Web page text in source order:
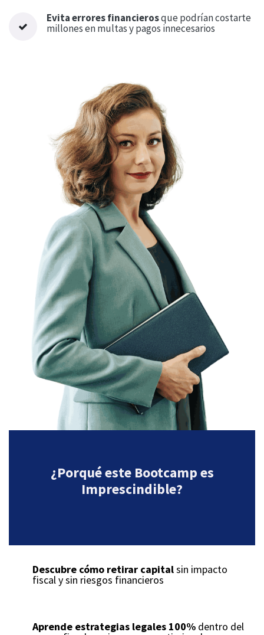
Evita errores financierosque podrían costarte
millones en multas y pagos innecesarios
¿Porqué este Bootcamp es
Imprescindible?
Descubre cómo retirar capitalsin impacto
fiscal y sin riesgos financieros
Aprende estrategias legales 100% dentro del